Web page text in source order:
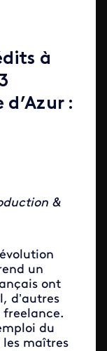
à
:
&
un
ont
d’autres
du
maîtres